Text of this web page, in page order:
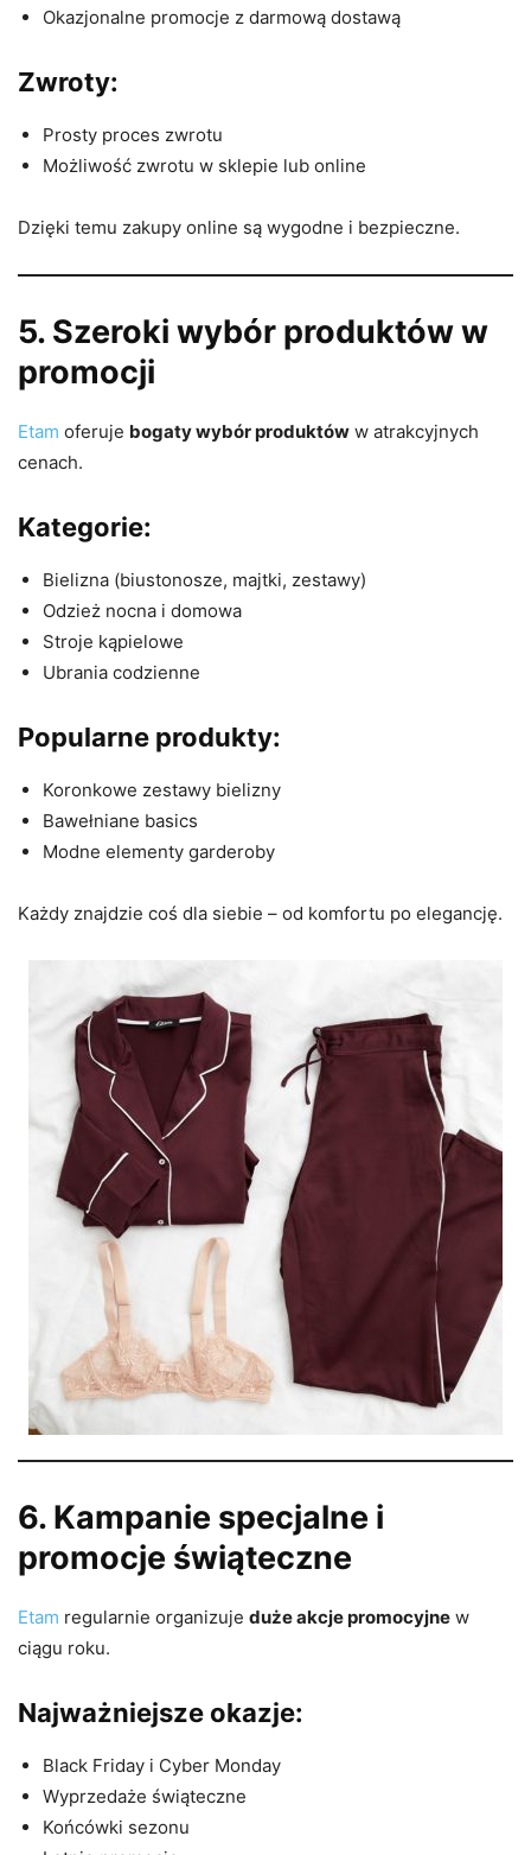
Okazjonalne promocje z darmową dostawą
Zwroty:
Prosty proces zwrotu
Możliwość zwrotu w sklepie lub online
Dzięki temu zakupy online są wygodne i bezpieczne.
5. Szeroki wybór produktów w
promocji
Etam oferuje bogaty wybór produktów w atrakcyjnych
cenach.
Kategorie:
Bielizna (biustonosze, majtki, zestawy)
Odzież nocna i domowa
Stroje kąpielowe
Ubrania codzienne
Popularne produkty:
Koronkowe zestawy bielizny
Bawełniane basics
Modne elementy garderoby
Każdy znajdzie coś dla siebie – od komfortu po elegancję.
6. Kampanie specjalne i
promocje świąteczne
Etam regularnie organizuje duże akcje promocyjne w
ciągu roku.
Najważniejsze okazje:
Black Friday i Cyber Monday
Wyprzedaże świąteczne
Końcówki sezonu